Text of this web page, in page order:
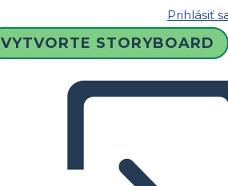
Prihlásiť
VYTVORTE STORYBOARD